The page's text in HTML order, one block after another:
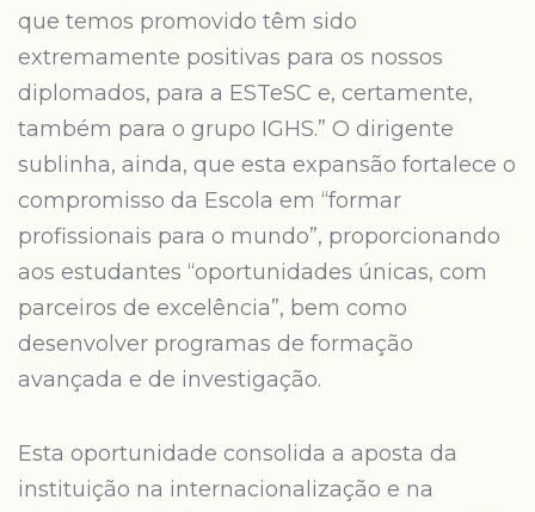
que temos promovido têm sido
extremamente positivas para os nossos
diplomados, para a ESTeSC e, certamente,
também para o grupo IGHS.” O dirigente
sublinha, ainda, que esta expansão fortalece o
compromisso da Escola em “formar
profissionais para o mundo”, proporcionando
aos estudantes “oportunidades únicas, com
parceiros de excelência”, bem como
desenvolver programas de formação
avançada e de investigação.
Esta oportunidade consolida a aposta da
instituição na internacionalização e na